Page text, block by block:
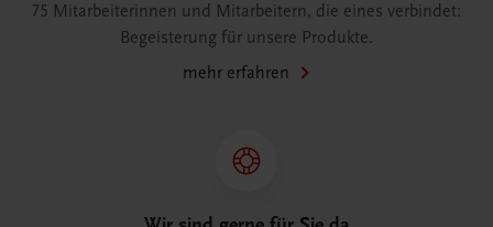
75 Mitarbeiterinnen und Mitarbeitern, die eines verbindet:
Begeisterung für unsere Produkte.
mehr erfahren